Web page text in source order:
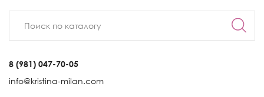
8 (981) 047-70-05
info@kristina-milan.com